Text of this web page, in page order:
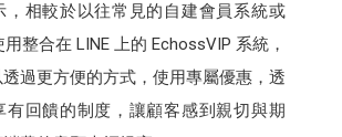
，相較於以往常見的自建會員系統或
整合在 LINE 上的 EchossVIP 系統，
過更方便的方式，使用專屬優惠，透
有回饋的制度，讓顧客感到親切與期